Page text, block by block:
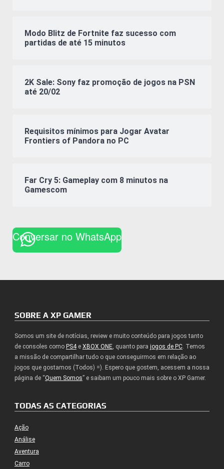
Modo Blitz de Fortnite faz sucesso com
partidas de até 15 minutos
2K Sale: Sony faz promoção de jogos na PSN
até 20/02
Requisitos mínimos para Jogar Avatar
Frontiers of Pandora no PC
Far Cry 5: Gameplay com 8 minutos na
Gamescom
Conversar no WhatsApp
SOBRE A XP GAMER
Somos um site de notícias, review e muito conteúdo para jogos tanto
de consoles como PS4e XBOX ONE, quanto para jogos de PC. Temos
a missão de compartilhar tudo o que conseguirmos em relação ao
jogos que gostamos (Todos) =). Espero que gostem, acessem a nossa
página de “Quem Somos” e saibam um pouco mais sobre o XP Gamer.
TODAS AS CATEGORIAS
Ação
Análise
Aventura
Carro